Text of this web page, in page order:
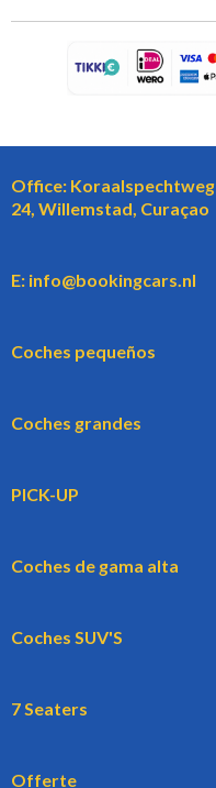
Office: Koraalspechtweg
24, Willemstad, Curaçao
E: info@bookingcars.nl
Coches pequeños
Coches grandes
PICK-UP
Coches de gama alta
Coches SUV'S
7 Seaters
Offerte